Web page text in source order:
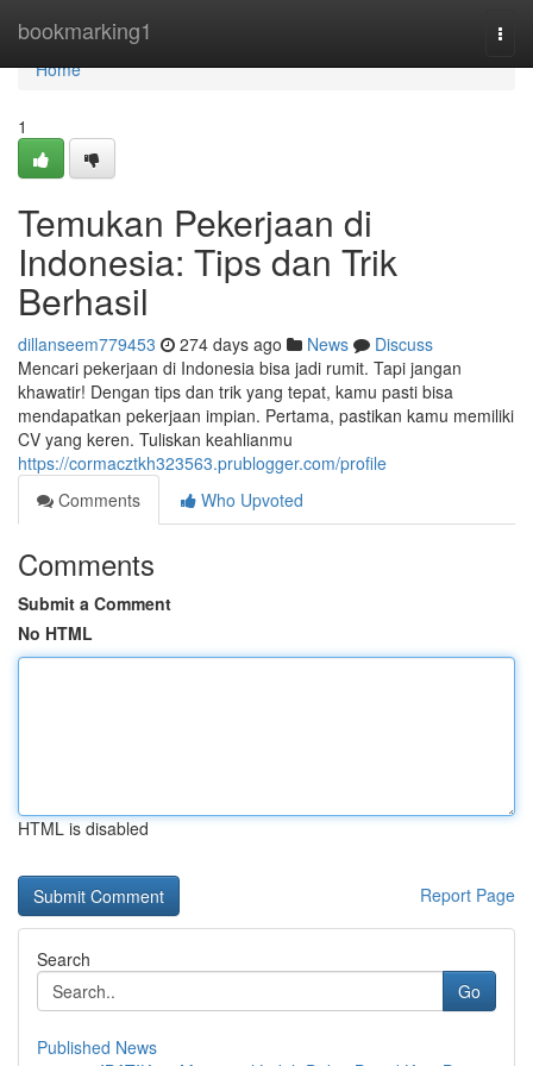
bookmarking1
Home
Home
1
Temukan Pekerjaan di
Indonesia: Tips dan Trik
Berhasil
dillanseem779453 274 days ago News
Discuss
Mencari pekerjaan di Indonesia bisa jadi rumit. Tapi jangan
khawatir! Dengan tips dan trik yang tepat, kamu pasti bisa
mendapatkan pekerjaan impian. Pertama, pastikan kamu memiliki
CV yang keren. Tuliskan keahlianmu
https://cormacztkh323563.prublogger.com/profile
Comments
Who Upvoted
Comments
Submit a Comment
No HTML
HTML is disabled
Report Page
Search
Go
Published News